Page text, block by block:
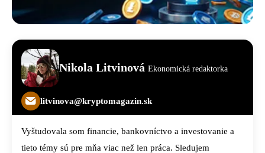
Nikola Litvinová Ekonomická redaktorka
litvinova@kryptomagazin.sk
Vyštudovala som financie, bankovníctvo a investovanie a
tieto témy sú pre mňa viac než len práca. Sledujem